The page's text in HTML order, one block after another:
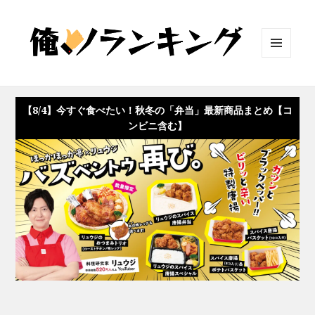
ット
【8/4】今すぐ食べたい！秋冬の「弁当」最新商品まとめ【コ
ンビニ含む】